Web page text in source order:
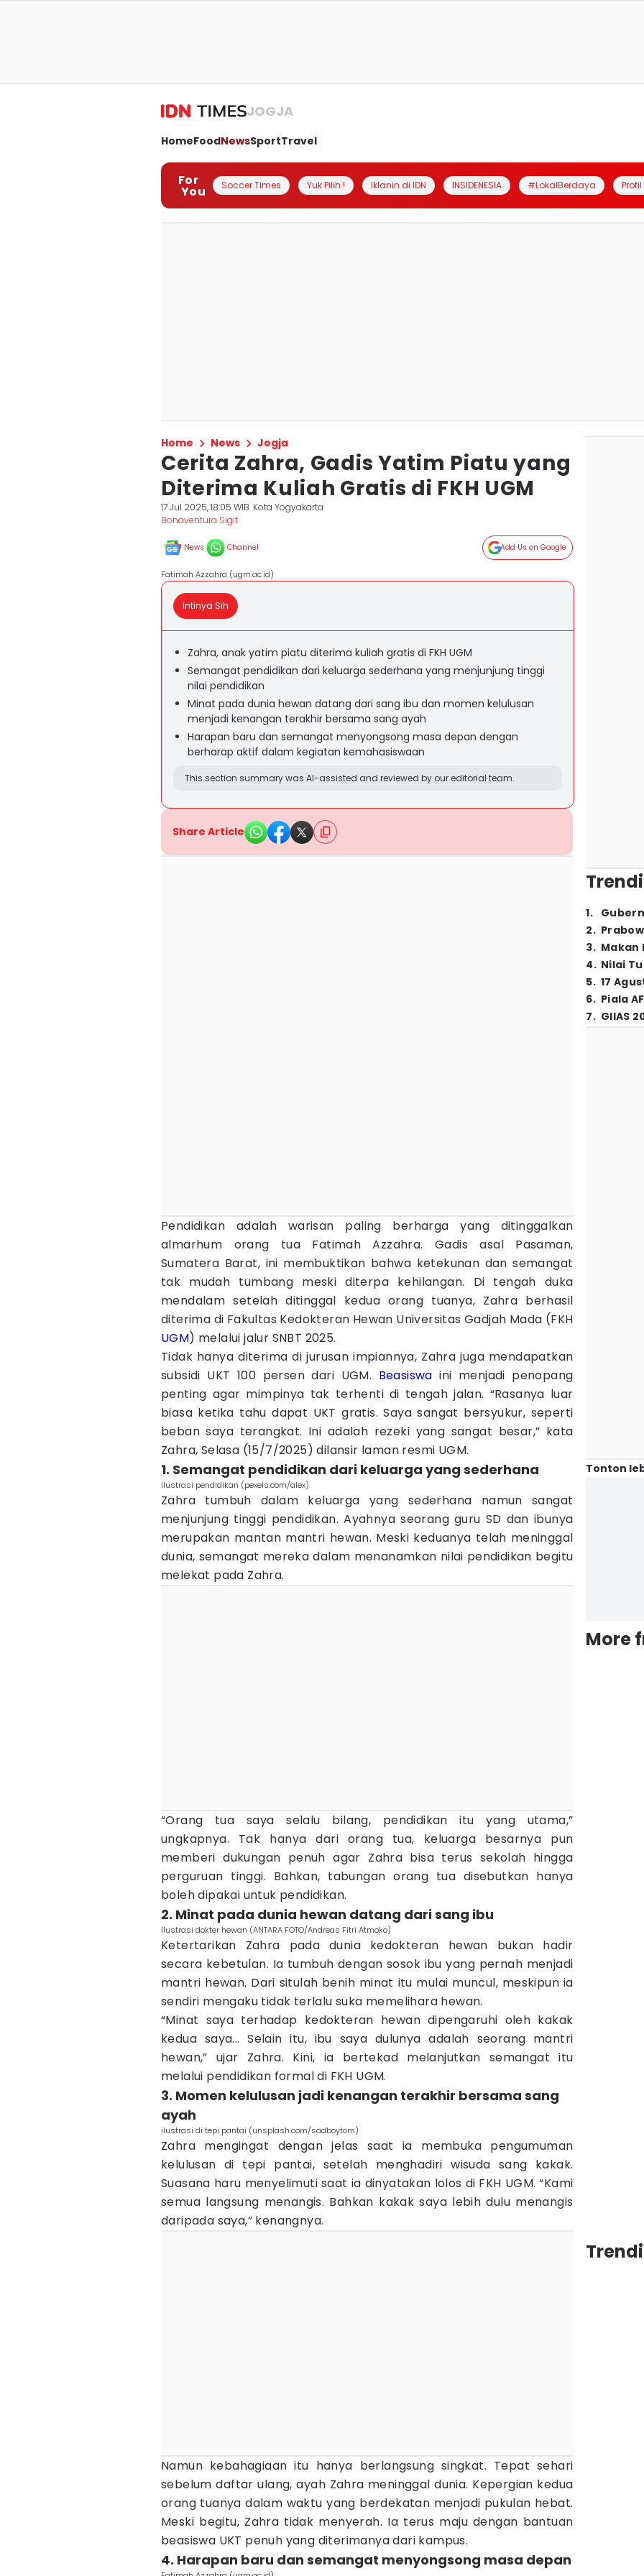
JOGJA
HomeFoodNewsSportTravel
For
You Soccer Times Yuk Pilih ! Iklanin di IDN INSIDENESIA #LokalBerdaya
Home News Jogja
Cerita Zahra, Gadis Yatim Piatu yang
Diterima Kuliah Gratis di FKH UGM
17 Jul 2025, 18:05 WIB Kota Yogyakarta
Bonaventura Sigit
News Channel Add Us on Google
Fatimah Azzahra (ugm.ac.id)
Intinya Sih
Zahra, anak yatim piatu diterima kuliah gratis di FKH UGM
Semangat pendidikan dari keluarga sederhana yang menjunjung tinggi
nilai pendidikan
Minat pada dunia hewan datang dari sang ibu dan momen kelulusan
menjadi kenangan terakhir bersama sang ayah
Harapan baru dan semangat menyongsong masa depan dengan
berharap aktif dalam kegiatan kemahasiswaan
This section summary was AI-assisted and reviewed by our editorial team.
Share Article
Pendidikan adalah warisan paling berharga yang ditinggalkan
almarhum orang tua Fatimah Azzahra. Gadis asal Pasaman,
Sumatera Barat, ini membuktikan bahwa ketekunan dan semangat
tak mudah tumbang meski diterpa kehilangan. Di tengah duka
mendalam setelah ditinggal kedua orang tuanya, Zahra berhasil
diterima di Fakultas Kedokteran Hewan Universitas Gadjah Mada (FKH
UGM) melalui jalur SNBT 2025.
Tidak hanya diterima di jurusan impiannya, Zahra juga mendapatkan
subsidi UKT 100 persen dari UGM. Beasiswa ini menjadi penopang
penting agar mimpinya tak terhenti di tengah jalan. “Rasanya luar
biasa ketika tahu dapat UKT gratis. Saya sangat bersyukur, seperti
beban saya terangkat. Ini adalah rezeki yang sangat besar,” kata
Zahra, Selasa (15/7/2025) dilansir laman resmi UGM.
1. Semangat pendidikan dari keluarga yang sederhana
ilustrasi pendidikan (pexels.com/alex)
Zahra tumbuh dalam keluarga yang sederhana namun sangat
menjunjung tinggi pendidikan. Ayahnya seorang guru SD dan ibunya
merupakan mantan mantri hewan. Meski keduanya telah meninggal
dunia, semangat mereka dalam menanamkan nilai pendidikan begitu
melekat pada Zahra.
“Orang tua saya selalu bilang, pendidikan itu yang utama,”
ungkapnya. Tak hanya dari orang tua, keluarga besarnya pun
memberi dukungan penuh agar Zahra bisa terus sekolah hingga
perguruan tinggi. Bahkan, tabungan orang tua disebutkan hanya
boleh dipakai untuk pendidikan.
2. Minat pada dunia hewan datang dari sang ibu
Ilustrasi dokter hewan (ANTARA FOTO/Andreas Fitri Atmoko)
Ketertarikan Zahra pada dunia kedokteran hewan bukan hadir
secara kebetulan. Ia tumbuh dengan sosok ibu yang pernah menjadi
mantri hewan. Dari situlah benih minat itu mulai muncul, meskipun ia
sendiri mengaku tidak terlalu suka memelihara hewan.
“Minat saya terhadap kedokteran hewan dipengaruhi oleh kakak
kedua saya... Selain itu, ibu saya dulunya adalah seorang mantri
hewan,” ujar Zahra. Kini, ia bertekad melanjutkan semangat itu
melalui pendidikan formal di FKH UGM.
3. Momen kelulusan jadi kenangan terakhir bersama sang
ayah
ilustrasi di tepi pantai (unsplash.com/sadboytom)
Zahra mengingat dengan jelas saat ia membuka pengumuman
kelulusan di tepi pantai, setelah menghadiri wisuda sang kakak.
Suasana haru menyelimuti saat ia dinyatakan lolos di FKH UGM. “Kami
semua langsung menangis. Bahkan kakak saya lebih dulu menangis
daripada saya,” kenangnya.
Namun kebahagiaan itu hanya berlangsung singkat. Tepat sehari
sebelum daftar ulang, ayah Zahra meninggal dunia. Kepergian kedua
orang tuanya dalam waktu yang berdekatan menjadi pukulan hebat.
Meski begitu, Zahra tidak menyerah. Ia terus maju dengan bantuan
beasiswa UKT penuh yang diterimanya dari kampus.
4. Harapan baru dan semangat menyongsong masa depan
1.
2.
3. Makan
4. Nilai
5. 17
6. Piala
7. GIIAS
Tonton
More